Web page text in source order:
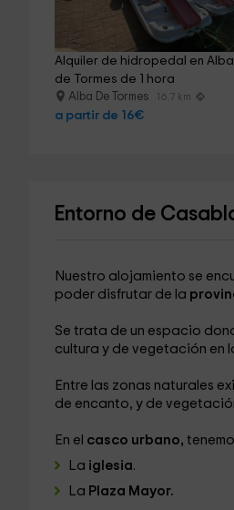
Alquiler de hidropedal en Alba
de Tormes de 1 hora
Alba De Tormes 16.7 km
a partir de 16€
Entorno de
Nuestro alojamiento se
poder disfrutar de la
Se trata de un espacio
cultura y de vegetación en
Entre las zonas naturales
de encanto, y de
En el casco urbano,
La iglesia.
La Plaza Mayor.